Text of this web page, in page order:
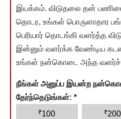
இயக்கம். விடுதலை தன்
தொடர, உங்கள் பொருளாதார
பெரியார் தொடங்கி வளர்த்த
இன்னும் வளர்க்க வேண்டிய
உங்கள் நன்கொடை அந்த
நீங்கள் அனுப்ப இயன்ற
தேர்ந்தெடுங்கள்: *
₹100 ₹200